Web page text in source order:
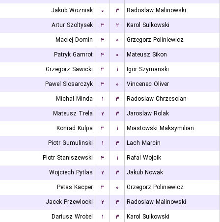
Jakub Wozniak
۰ ۳
Radoslaw Malinowski
Artur Szoltysek
۳ ۲
Karol Sulkowski
Maciej Domin
۳ ۰
Grzegorz Poliniewicz
Patryk Gamrot
۳ ۰
Mateusz Sikon
Grzegorz Sawicki
۳ ۱
Igor Szymanski
Pawel Slosarczyk
۳ ۰
Vincenec Oliver
Michal Minda
۱ ۳
Radoslaw Chrzescian
Mateusz Trela
۲ ۳
Jaroslaw Rolak
Konrad Kulpa
۳ ۱
Miastowski Maksymilian
Piotr Gumulinski
۱ ۳
Lach Marcin
Piotr Staniszewski
۳ ۱
Rafal Wojcik
Wojciech Pytlas
۲ ۳
Jakub Nowak
Petas Kacper
۳ ۰
Grzegorz Poliniewicz
Jacek Przewlocki
۲ ۳
Radoslaw Malinowski
Dariusz Wrobel
۱ ۳
Karol Sulkowski